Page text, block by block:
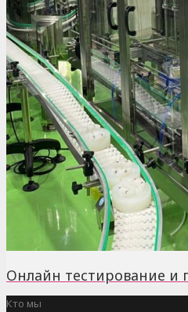
Онлайн тестирование и
Кто мы